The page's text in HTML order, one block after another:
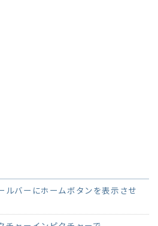
ルバーにホームボタンを表示させ